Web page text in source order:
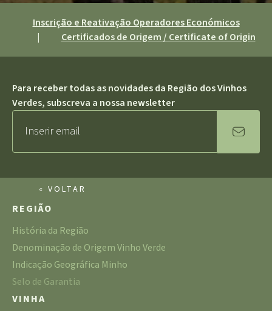
Inscrição e Reativação Operadores Económicos
|
Certificados de Origem / Certificate of Origin
Para receber todas as novidades da Região dos Vinhos
Verdes, subscreva a nossa newsletter
« VOLTAR
REGIÃO
História da Região
Denominação de Origem Vinho Verde
Indicação Geográfica Minho
Selo de Garantia
VINHA